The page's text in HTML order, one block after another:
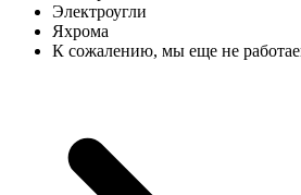
Электроугли
Яхрома
К сожалению, мы еще не